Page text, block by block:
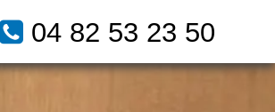
04 82 53 23 50